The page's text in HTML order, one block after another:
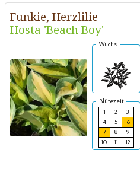
Funkie, Herzlilie
Hosta 'Beach Boy'
Wuchs
Blütezeit
1
2
3
4
5
6
7
8
9
10
11 12